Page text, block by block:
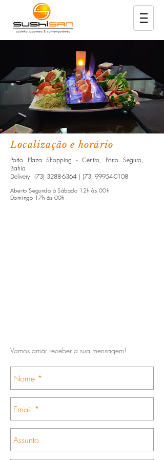
Localização e horário
Porto Plaza Shopping - Centro, Porto Seguro,
Bahia
Delivery (73) 3288-6364 | (73) 99954-0108
Aberto Segunda à Sábado 12h às 00h
Domingo 17h às 00h
Vamos amar receber a sua mensagem!